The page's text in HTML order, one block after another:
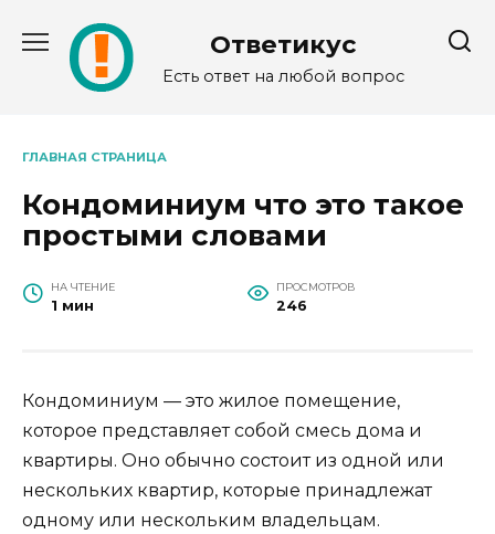
содержанию
Ответикус
Есть ответ на любой вопрос
ГЛАВНАЯ СТРАНИЦА
Кондоминиум что это такое
простыми словами
НА ЧТЕНИЕ
1 мин
ПРОСМОТРОВ
246
Кондоминиум — это жилое помещение,
которое представляет собой смесь дома и
квартиры. Оно обычно состоит из одной или
нескольких квартир, которые принадлежат
одному или нескольким владельцам.